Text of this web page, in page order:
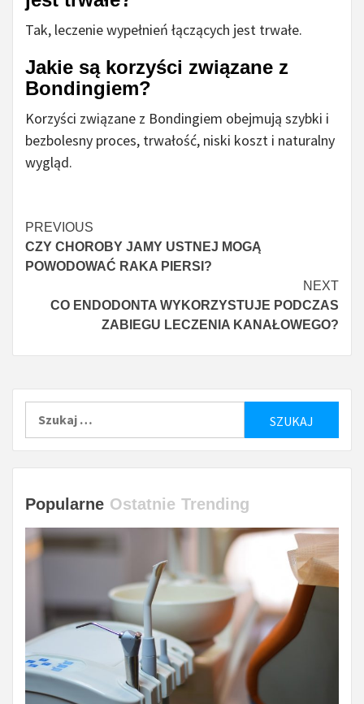
Tak, leczenie wypełnień łączących jest trwałe.
Jakie są korzyści związane z
Bondingiem?
Korzyści związane z Bondingiem obejmują szybki i
bezbolesny proces, trwałość, niski koszt i naturalny
wygląd.
Czytaj
więcej
PREVIOUS
CZY CHOROBY JAMY USTNEJ MOGĄ
POWODOWAĆ RAKA PIERSI?
NEXT
CO ENDODONTA WYKORZYSTUJE PODCZAS
ZABIEGU LECZENIA KANAŁOWEGO?
Popularne Ostatnie Trending